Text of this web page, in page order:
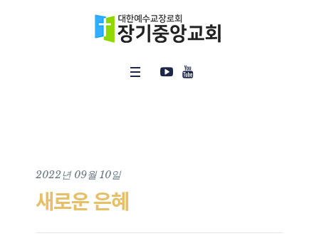
2022년 09월 10일
새로운 은혜